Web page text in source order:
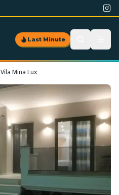
Last Minute
Vila Mina Lux